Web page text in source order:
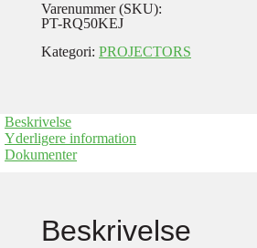
Varenummer (SKU):
PT-RQ50KEJ
Kategori: PROJECTORS
Beskrivelse
Yderligere information
Dokumenter
Beskrivelse